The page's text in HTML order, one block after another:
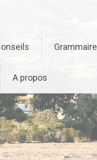
Grammaire
A propos